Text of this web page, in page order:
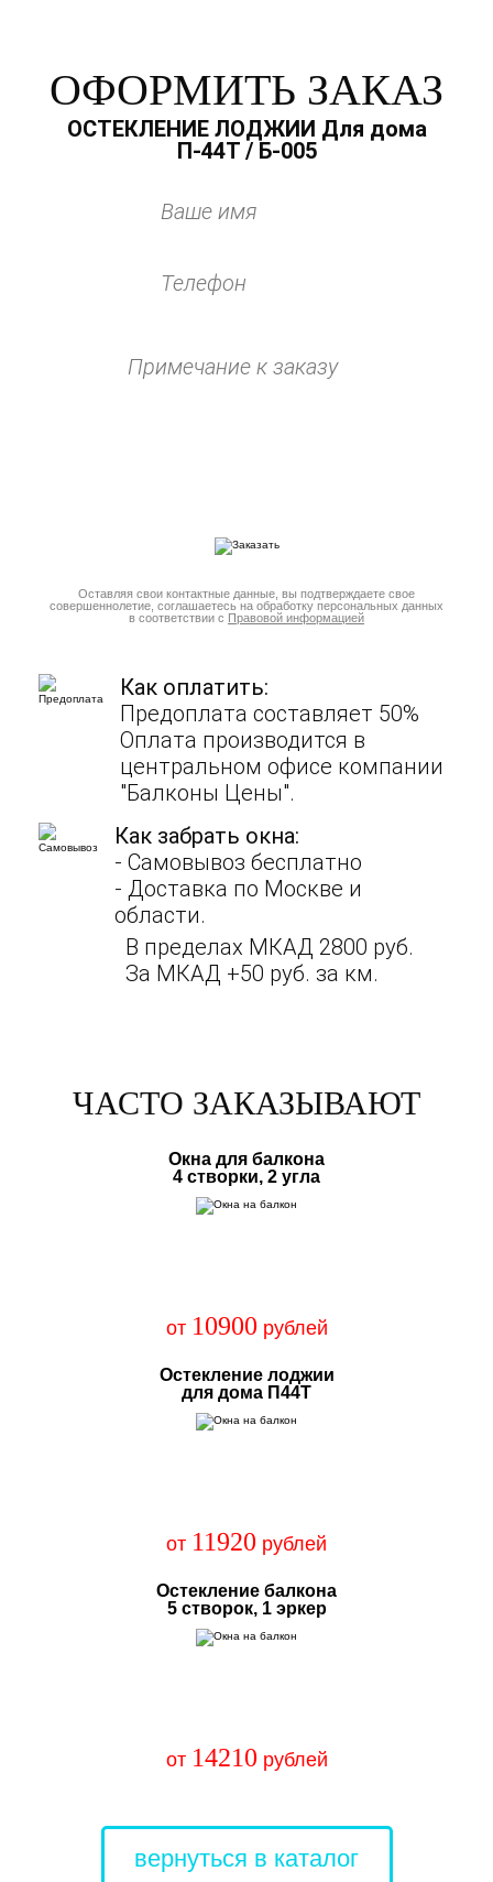
ОФОРМИТЬ ЗАКАЗ
ОСТЕКЛЕНИЕ ЛОДЖИИ Для дома
П-44Т / Б-005
Оставляя свои контактные данные, вы подтверждаете свое
совершеннолетие, соглашаетесь на обработку персональных данных
в соответствии с Правовой информацией
Как оплатить:
Предоплата составляет 50%
Оплата производится в
центральном офисе компании
"Балконы Цены".
Как забрать окна:
- Cамовывоз бесплатно
- Доставка по Москве и
области.
В пределах МКАД 2800 руб.
За МКАД +50 руб. за км.
ЧАСТО ЗАКАЗЫВАЮТ
Окна для балкона
4 створки, 2 угла
от 10900 рублей
Остекление лоджии
для дома П44Т
от 11920 рублей
Остекление балкона
5 створок, 1 эркер
от 14210 рублей
вернуться в каталог